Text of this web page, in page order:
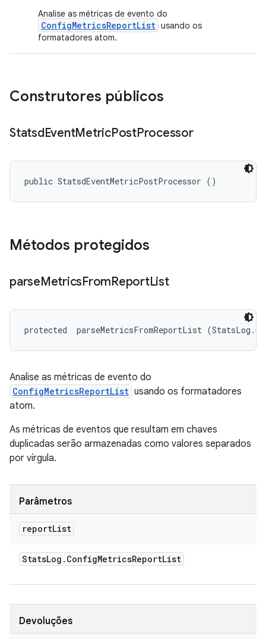
Analise as métricas de evento do
ConfigMetricsReportList usando os
formatadores atom.
Construtores públicos
StatsdEventMetricPostProcessor
public StatsdEventMetricPostProcessor ()
Métodos protegidos
parseMetricsFromReportList
protected parseMetricsFromReportList
Analise as métricas de evento do
ConfigMetricsReportList usando os formatadores
atom.
As métricas de eventos que resultam em chaves
duplicadas serão armazenadas como valores separados
por vírgula.
Parâmetros
reportList
StatsLog . ConfigMetricsReportList
Devoluções